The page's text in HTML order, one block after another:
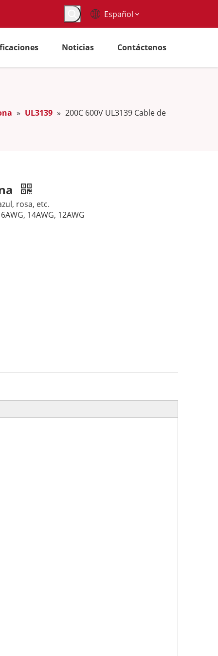
Español
Noticias Contáctenos
» UL3139 » 200C 600V UL3139 Cable de
rosa, etc.
14AWG, 12AWG